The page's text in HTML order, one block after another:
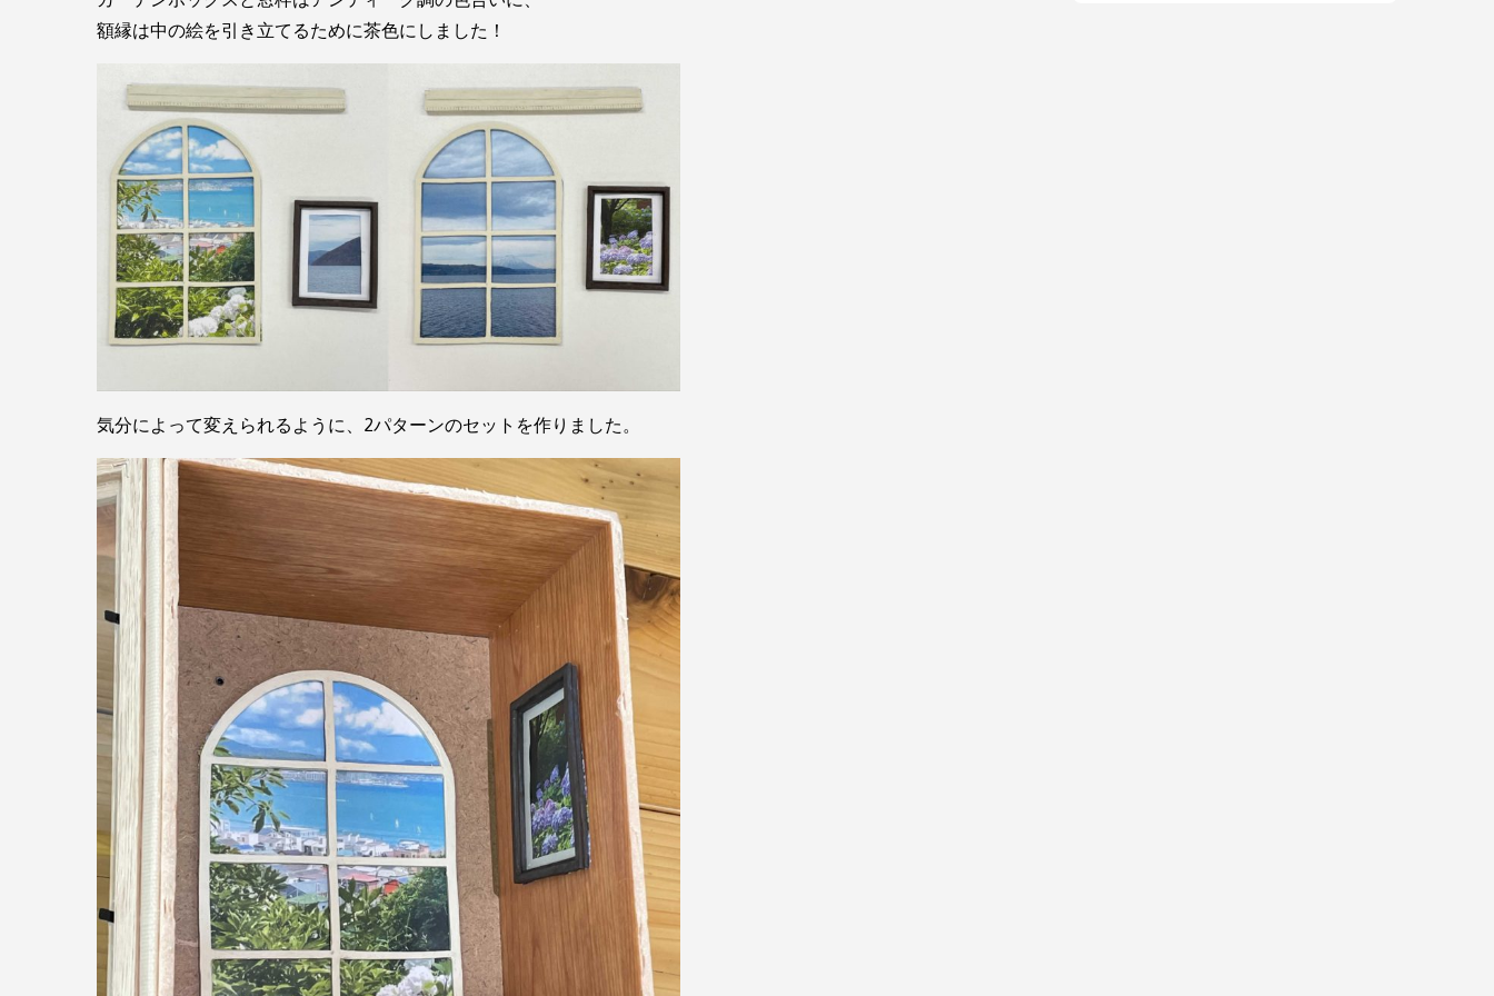
額縁は中の絵を引き立てるために茶色にしました！
気分によって変えられるように、2パターンのセットを作りました。